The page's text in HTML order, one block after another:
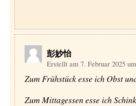
彭妙怡
Erstellt am 7. Februar 2025
Zum Frühstück esse ich Obst
Zum Mittagessen esse ich